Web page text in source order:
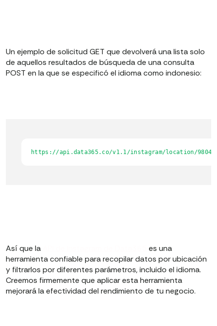
Un ejemplo de solicitud GET que devolverá una lista solo
de aquellos resultados de búsqueda de una consulta
POST en la que se especificó el idioma como indonesio:
https://api.data365.co/v1.1/instagram/location/
Así que la
es una
herramienta confiable para recopilar datos por ubicación
y filtrarlos por diferentes parámetros, incluido el idioma.
Creemos firmemente que aplicar esta herramienta
mejorará la efectividad del rendimiento de tu negocio.